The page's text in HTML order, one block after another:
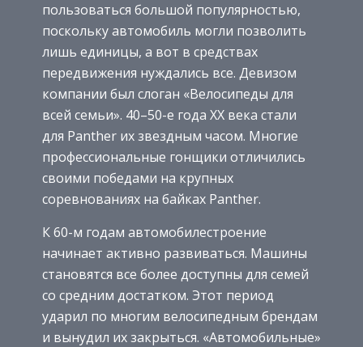
пользоваться большой популярностью,
поскольку автомобиль могли позволить
лишь единицы, а вот в средствах
передвижения нуждались все. Девизом
компании был слоган «Велосипеды для
всей семьи». 40–50-е года XX века стали
для Panther их звездным часом. Многие
профессиональные гонщики отличились
своими победами на крупных
соревнованиях на байках Panther.
К 60-м годам автомобилестроение
начинает активно развиваться. Машины
становятся все более доступны для семей
со средним достатком. Этот период
ударил по многим велосипедным брендам
и вынудил их закрыться. «Автомобильные»